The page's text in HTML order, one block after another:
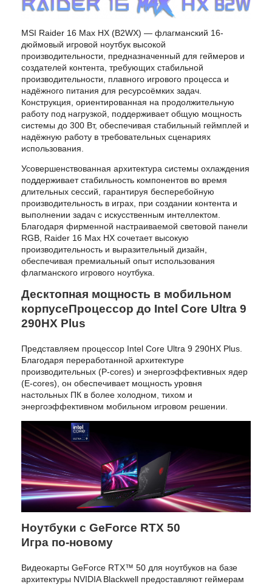
MSI Raider 16 Max HX (B2WX) — флагманский 16-
дюймовый игровой ноутбук высокой
производительности, предназначенный для геймеров и
создателей контента, требующих стабильной
производительности, плавного игрового процесса и
надёжного питания для ресурсоёмких задач.
Конструкция, ориентированная на продолжительную
работу под нагрузкой, поддерживает общую мощность
системы до 300 Вт, обеспечивая стабильный геймплей и
надёжную работу в требовательных сценариях
использования.
Усовершенствованная архитектура системы охлаждения
поддерживает стабильность компонентов во время
длительных сессий, гарантируя бесперебойную
производительность в играх, при создании контента и
выполнении задач с искусственным интеллектом.
Благодаря фирменной настраиваемой световой панели
RGB, Raider 16 Max HX сочетает высокую
производительность и выразительный дизайн,
обеспечивая премиальный опыт использования
флагманского игрового ноутбука.
Десктопная мощность в мобильном
корпусеПроцессор до Intel Core Ultra 9
290HX Plus
Представляем процессор Intel Core Ultra 9 290HX Plus.
Благодаря переработанной архитектуре
производительных (P-cores) и энергоэффективных ядер
(E-cores), он обеспечивает мощность уровня
настольных ПК в более холодном, тихом и
энергоэффективном мобильном игровом решении.
Ноутбуки с GeForce RTX 50
Игра по-новому
Видеокарты GeForce RTX™ 50 для ноутбуков на базе
архитектуры NVIDIA Blackwell предоставляют геймерам